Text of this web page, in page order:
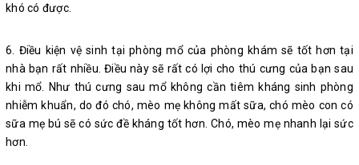
khó có được.
6. Điều kiện vệ sinh tại phòng mổ của phòng khám sẽ tốt hơn tại
nhà bạn rất nhiều. Điều này sẽ rất có lợi cho thú cưng của bạn sau
khi mổ. Như thú cưng sau mổ không cần tiêm kháng sinh phòng
nhiễm khuẩn, do đó chó, mèo mẹ không mất sữa, chó mèo con có
sữa mẹ bú sẽ có sức đề kháng tốt hơn. Chó, mèo mẹ nhanh lại sức
hơn.